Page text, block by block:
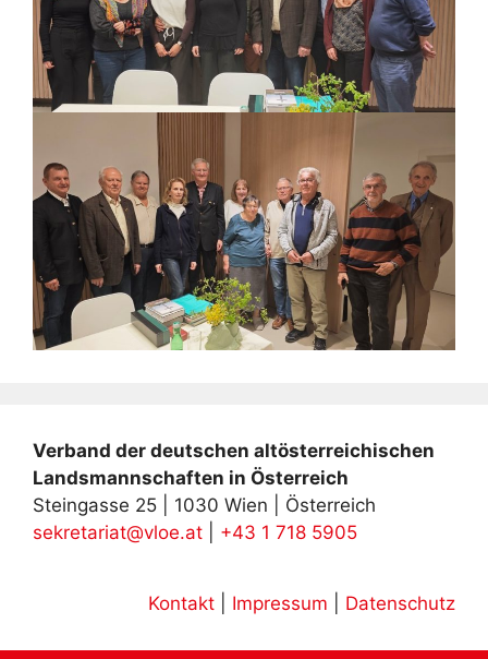
Verband der deutschen altösterreichischen
Landsmannschaften in Österreich
Steingasse 25 | 1030 Wien | Österreich
sekretariat@vloe.at
+43 1 718 5905
Kontakt Impressum Datenschutz